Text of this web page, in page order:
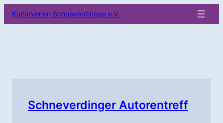
Inhalt
Kulturverein Schneverdingen e.V.
Schneverdinger Autorentreff